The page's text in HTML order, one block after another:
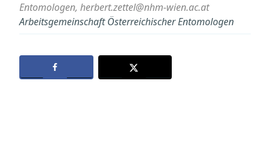
Entomologen, herbert.zettel@nhm-wien.ac.at
Arbeitsgemeinschaft Österreichischer Entomologen